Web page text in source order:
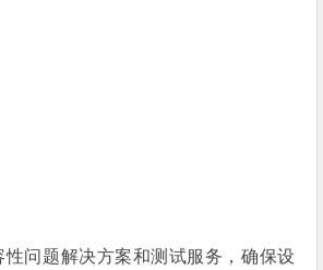
问题解决方案和测试服务，确保设